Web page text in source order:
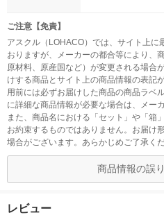
ご注意【免責】
アスクル（LOHACO）では、サイト上に
おりますが、メーカーの都合等により、
原材料、原産国など）が変更される場合
けする商品とサイト上の商品情報の表記
用前には必ずお届けした商品の商品ラベ
に詳細な商品情報が必要な場合は、メー
また、商品名における「セット」や「箱
お約束するものではありません。お届け
場合がございます。あらかじめご了承くだ
商品情報の誤
レビュー